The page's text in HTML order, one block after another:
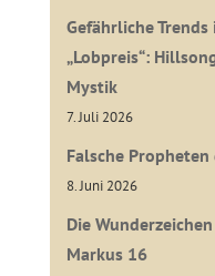
Gefährliche
„Lobpreis“:
Mystik
7. Juli 2026
Falsche
8. Juni 2026
Die
Markus 16